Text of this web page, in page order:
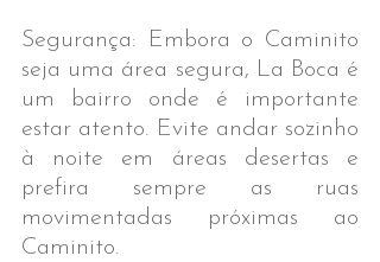
Segurança: Embora o Caminito
seja uma área segura, La Boca é
um bairro onde é importante
estar atento. Evite andar sozinho
à noite em áreas desertas e
prefira sempre as ruas
movimentadas próximas ao
Caminito.